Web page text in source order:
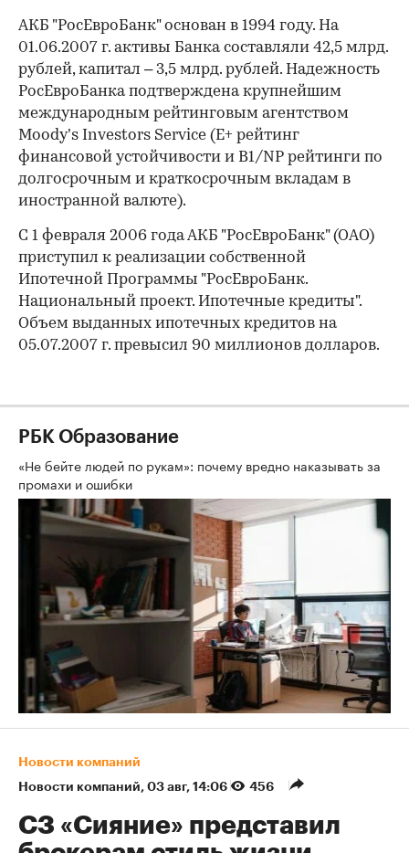
АКБ "РосЕвроБанк" основан в 1994 году. На
01.06.2007 г. активы Банка составляли 42,5 млрд.
рублей, капитал – 3,5 млрд. рублей. Надежность
РосЕвроБанка подтверждена крупнейшим
международным рейтинговым агентством
Moody’s Investors Service (Е+ рейтинг
финансовой устойчивости и В1/NP рейтинги по
долгосрочным и краткосрочным вкладам в
иностранной валюте).
С 1 февраля 2006 года АКБ "РосЕвроБанк" (ОАО)
приступил к реализации собственной
Ипотечной Программы "РосЕвроБанк.
Национальный проект. Ипотечные кредиты".
Объем выданных ипотечных кредитов на
05.07.2007 г. превысил 90 миллионов долларов.
РБК Образование
«Не бейте людей по рукам»: почему вредно наказывать за
промахи и ошибки
Новости компаний
Новости компаний⁠, 03 авг, 14:06 456
СЗ «Сияние» представил